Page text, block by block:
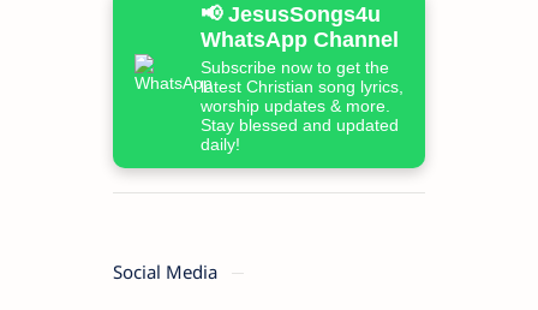
📢 JesusSongs4u
WhatsApp Channel
Subscribe now to get the
latest Christian song lyrics,
worship updates & more.
Stay blessed and updated
daily!
Social Media